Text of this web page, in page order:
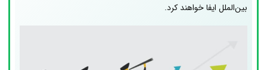
بین‌الملل ایفا خواهند کرد.